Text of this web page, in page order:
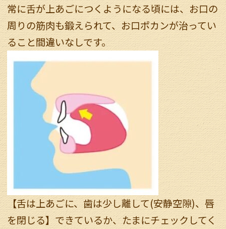
常に舌が上あごにつくようになる頃には、お口の
周りの筋肉も鍛えられて、お口ポカンが治ってい
ること間違いなしです。
【舌は上あごに、歯は少し離して(安静空隙)、唇
を閉じる】できているか、たまにチェックしてく